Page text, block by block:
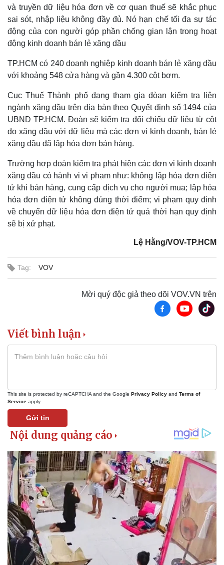
Kinh tế
Bất động sản
Khởi nghiệp
Thị trường
Giá vàng
Tiêu dùng
Chứng khoán
Giá cà phê
Pháp luật
Vụ án
Tin nóng
Tư vấn luật
và truyền dữ liệu hóa đơn về cơ quan thuế sẽ khắc phục
sai sót, nhập liệu không đầy đủ. Nó hạn chế tối đa sự tác
động của con người góp phần chống gian lận trong hoạt
động kinh doanh bán lẻ xăng dầu
TP.HCM có 240 doanh nghiệp kinh doanh bán lẻ xăng dầu
với khoảng 548 cửa hàng và gần 4.300 cột bơm.
Cục Thuế Thành phố đang tham gia đòan kiểm tra liên
ngành xăng dầu trên địa bàn theo Quyết định số 1494 của
UBND TP.HCM. Đoàn sẽ kiểm tra đối chiếu dữ liệu từ cột
đo xăng dầu với dữ liệu mà các đơn vị kinh doanh, bán lẻ
xăng dầu đã lập hóa đơn bán hàng.
Trường hợp đoàn kiểm tra phát hiện các đơn vị kinh doanh
xăng dầu có hành vi vi phạm như: không lập hóa đơn điện
tử khi bán hàng, cung cấp dịch vụ cho người mua; lập hóa
hóa đơn điện tử không đúng thời điểm; vi phạm quy định
về chuyển dữ liệu hóa đơn điện tử quá thời hạn quy định
sẽ bị xử phạt.
Lệ Hằng/VOV-TP.HCM
Tag: VOV
Mời quý độc giả theo dõi VOV.VN trên
Viết bình luận
This site is protected by reCAPTCHA and the Google Privacy Policy and Terms of
Service apply.
Gửi tin